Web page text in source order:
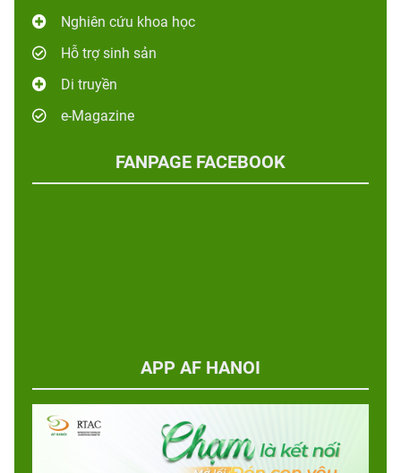
Nghiên cứu khoa học
Hỗ trợ sinh sản
Di truyền
e-Magazine
FANPAGE FACEBOOK
APP AF HANOI